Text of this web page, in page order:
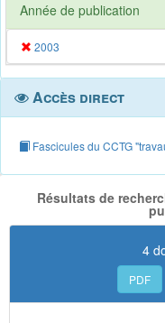
Année de publication
2003
Accès direct
Fascicules du CCTG
Résultats de
4
PDF